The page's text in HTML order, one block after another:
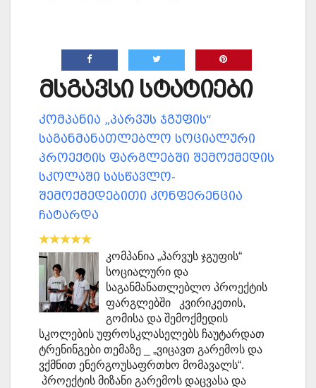
მსგავსი სტატიები
კომპანია „პარვუს ჯგუფის“
საგანმანათლებლო სოციალური
პროექტის ფარგლებში შემოქმედის
სკოლაში სასწავლო-
შემოქმედებითი კონფერენცია
ჩატარდა
კომპანია „პარვუს ჯგუფის“
სოციალური და
საგანმანათლებლო პროექტის
ფარგლებში კვირიკეთის,
გომისა და შემოქმედის
სკოლების უფროსკლასელებს ჩაუტარდათ
ტრენინგები თემაზე _ „ვიცავთ გარემოს და
ვქმნით ენერგოუსაფრთხო მომავალს“.
პროექტის მიზანი გარემოს დაცვასა და